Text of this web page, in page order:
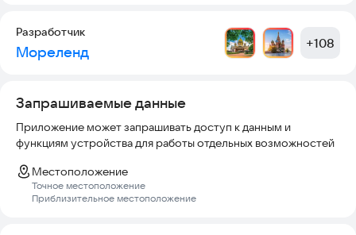
Разработчик
Мореленд +108
Запрашиваемые данные
Приложение может запрашивать доступ к данным и
функциям устройства для работы отдельных возможностей
Местоположение
Точное местоположение
Приблизительное местоположение